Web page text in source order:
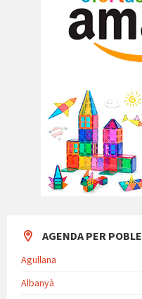
AGENDA PER POBLE
Agullana
Albanyà